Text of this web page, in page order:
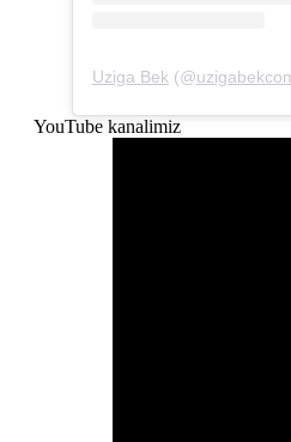
Uziga Bek (@
YouTube kanalimiz